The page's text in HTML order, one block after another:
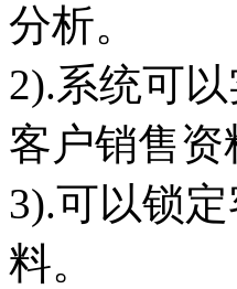
分析。
2).系统可
客户销售资
3).可以锁
料。